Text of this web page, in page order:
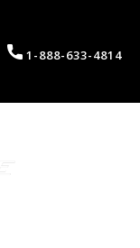
1-888-633-4814